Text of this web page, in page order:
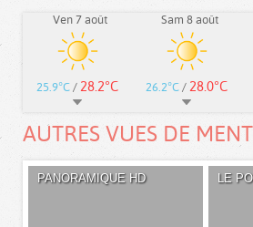
Ven 7 août
25.9°C / 28.2°C
Sam 8 août
26.2°C / 28.0°C
AUTRES VUES DE
PANORAMIQUE HD LE